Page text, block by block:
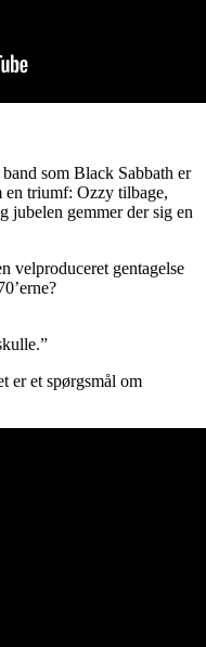
som Black Sabbath er
en triumf: Ozzy tilbage,
jubelen gemmer der sig en
velproduceret gentagelse
er et spørgsmål om